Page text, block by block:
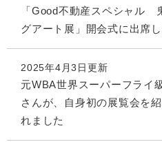
「Good不動産スペシャル
グアート展」開会式に出席
2025年4月3日更新
元WBA世界スーパーフライ
さんが、自身初の展覧会を
れました